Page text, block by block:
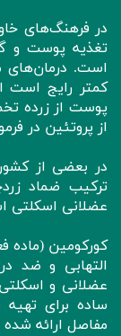
در فرهنگ‌های
تغذیه پوست و
است. درمان‌های
کمتر رایج است
پوست از زرده
از پروتئین در
در بعضی از
ترکیب ضماد
عضلانی اسکلتی
کورکومین (ماده
التهابی و ضد
عضلانی و
ساده برای
مفاصل ارائه